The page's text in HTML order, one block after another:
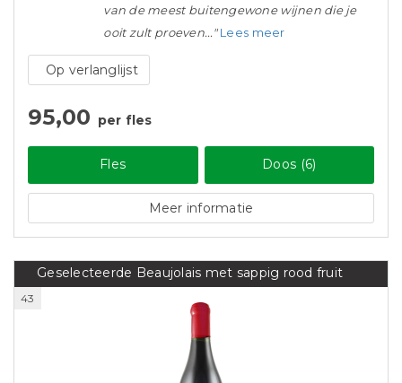
van de meest buitengewone wijnen die je
ooit zult proeven..." Lees meer
Op verlanglijst
95,00 per fles
Fles Doos (6)
Meer informatie
Geselecteerde Beaujolais met sappig rood fruit
43